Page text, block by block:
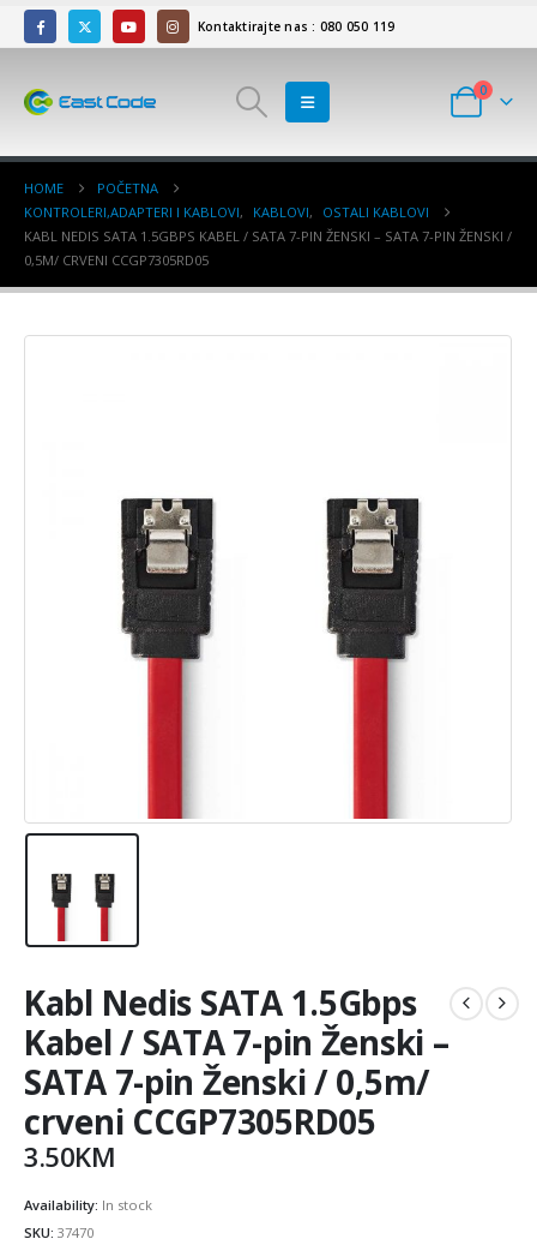
Kontaktirajte nas : 080 050 119
0
HOME
POČETNA
KONTROLERI,ADAPTERI I KABLOVI, KABLOVI,
OSTALI KABLOVI
KABL NEDIS SATA 1.5GBPS KABEL / SATA 7-PIN ŽENSKI – SATA 7-PIN ŽENSKI /
0,5M/ CRVENI CCGP7305RD05
Kabl Nedis SATA 1.5Gbps
Kabel / SATA 7-pin Ženski –
SATA 7-pin Ženski / 0,5m/
crveni CCGP7305RD05
3.50KM
Availability: In stock
SKU: 37470